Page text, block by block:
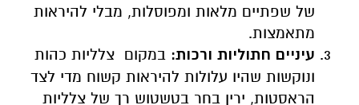
של שפתיים מלאות ומפוסלות, מבלי להיראות
מתאמצות.
עיניים חתוליות ורכות: במקום צלליות כהות
ונוקשות שהיו עלולות להיראות קשוח מדי לצד
הראסטות, ירין בחר בטשטוש רך של צלליות